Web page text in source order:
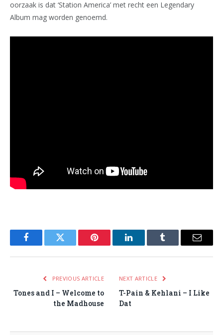
oorzaak is dat ‘Station America’ met recht een Legendary
Album mag worden genoemd.
FacebookTwitter Pinterest LinkedInTumblr Email
PREVIOUS ARTICLE
Tones and I – Welcome to
the Madhouse
NEXT ARTICLE
T-Pain & Kehlani – I Like
Dat